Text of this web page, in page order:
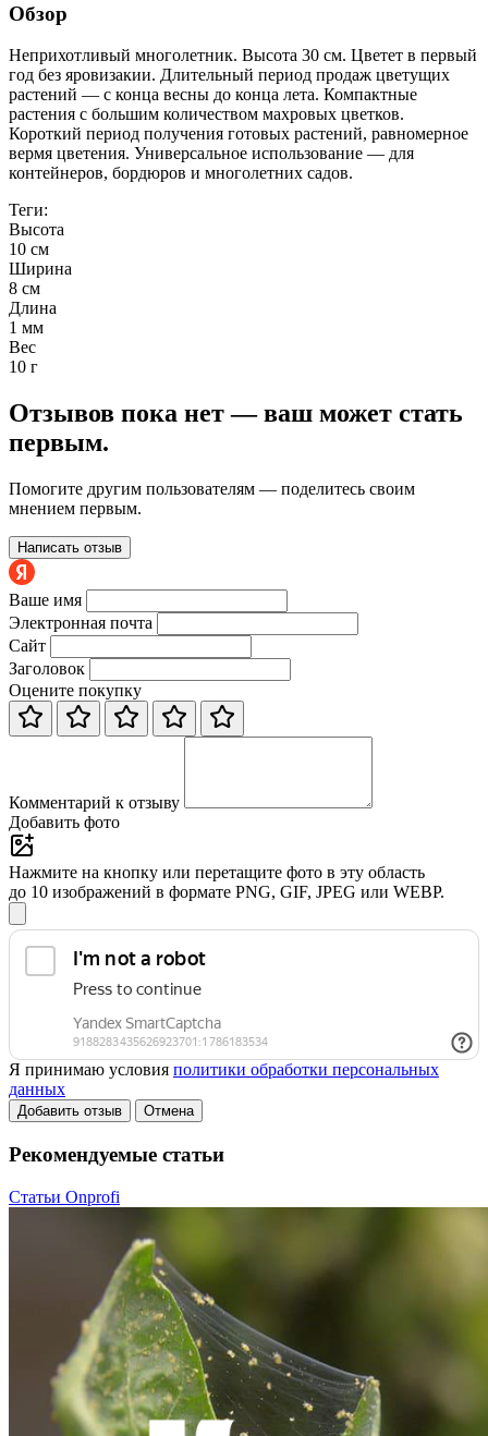
Обзор
Неприхотливый многолетник. Высота 30 см. Цветет в первый
год без яровизакии. Длительный период продаж цветущих
растений — с конца весны до конца лета. Компактные
растения с большим количеством махровых цветков.
Короткий период получения готовых растений, равномерное
вермя цветения. Универсальное использование — для
контейнеров, бордюров и многолетних садов.
Теги:
Высота
10 см
Ширина
8 см
Длина
1 мм
Вес
10 г
Отзывов пока нет — ваш может стать
первым.
Помогите другим пользователям — поделитесь своим
мнением первым.
Написать отзыв
Ваше имя
Электронная почта
Сайт
Заголовок
Оцените покупку
Комментарий к отзыву
Добавить фото
Нажмите на кнопку или перетащите фото в эту область
до 10 изображений в формате PNG, GIF, JPEG или WEBP.
Я принимаю условия политики обработки персональных
данных
Добавить отзыв Отмена
Рекомендуемые статьи
Статьи Onprofi